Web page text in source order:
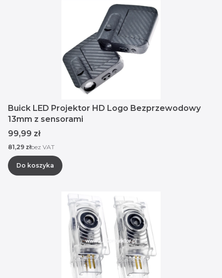
Buick LED Projektor HD Logo Bezprzewodowy
13mm z sensorami
Cena
99,99 zł
Cena
81,29 złbez VAT
Do koszyka